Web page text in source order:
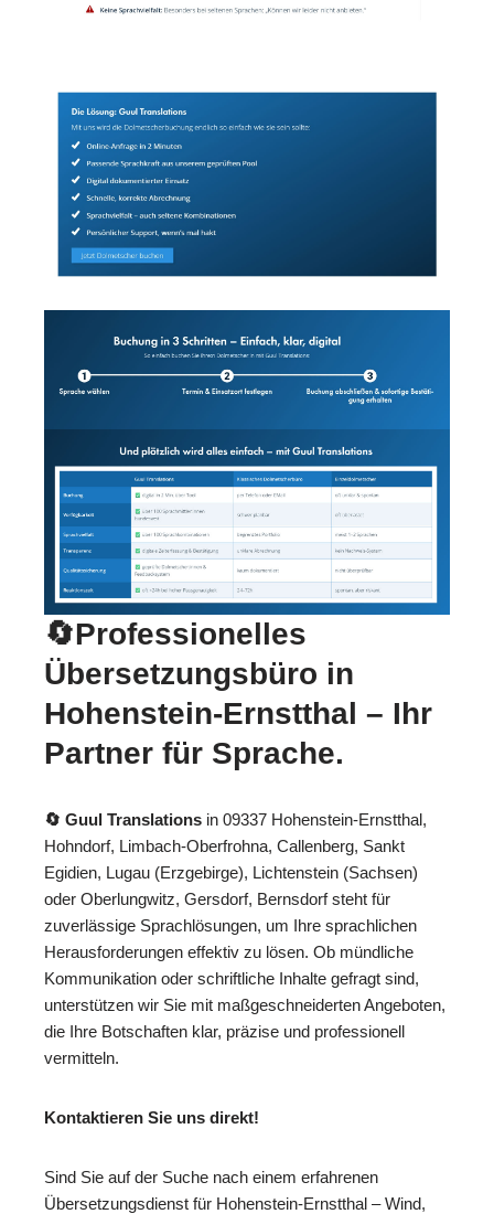
🔄Professionelles
Übersetzungsbüro in
Hohenstein-Ernstthal – Ihr
Partner für Sprache.
🔄 Guul Translations in 09337 Hohenstein-Ernstthal,
Hohndorf, Limbach-Oberfrohna, Callenberg, Sankt
Egidien, Lugau (Erzgebirge), Lichtenstein (Sachsen)
oder Oberlungwitz, Gersdorf, Bernsdorf steht für
zuverlässige Sprachlösungen, um Ihre sprachlichen
Herausforderungen effektiv zu lösen. Ob mündliche
Kommunikation oder schriftliche Inhalte gefragt sind,
unterstützen wir Sie mit maßgeschneiderten Angeboten,
die Ihre Botschaften klar, präzise und professionell
vermitteln.
Kontaktieren Sie uns direkt!
Sind Sie auf der Suche nach einem erfahrenen
Übersetzungsdienst für Hohenstein-Ernstthal – Wind,